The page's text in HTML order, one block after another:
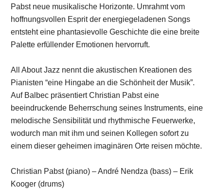
Pabst neue musikalische Horizonte. Umrahmt vom
hoffnungsvollen Esprit der energiegeladenen Songs
entsteht eine phantasievolle Geschichte die eine breite
Palette erfüllender Emotionen hervorruft.
All About Jazz nennt die akustischen Kreationen des
Pianisten “eine Hingabe an die Schönheit der Musik”.
Auf Balbec präsentiert Christian Pabst eine
beeindruckende Beherrschung seines Instruments, eine
melodische Sensibilität und rhythmische Feuerwerke,
wodurch man mit ihm und seinen Kollegen sofort zu
einem dieser geheimen imaginären Orte reisen möchte.
Christian Pabst (piano) – André Nendza (bass) – Erik
Kooger (drums)